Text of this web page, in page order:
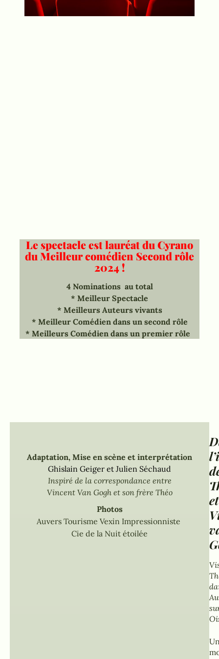
Le spectacle est lauréat du Cyrano
du Meilleur comédien Second rôle
2024 !
4 Nominations au total
* Meilleur Spectacle
* Meilleurs Auteurs vivants
* Meilleur Comédien dans un second rôle
* Meilleurs Comédien dans un premier rôle
Adaptation, Mise en scène et interprétation
Ghislain Geiger et Julien Séchaud
Inspiré de la correspondance entre
Vincent Van Gogh et son frère Théo
Photos
Auvers Tourisme Vexin Impressionniste
Cie de la Nuit étoilée
et